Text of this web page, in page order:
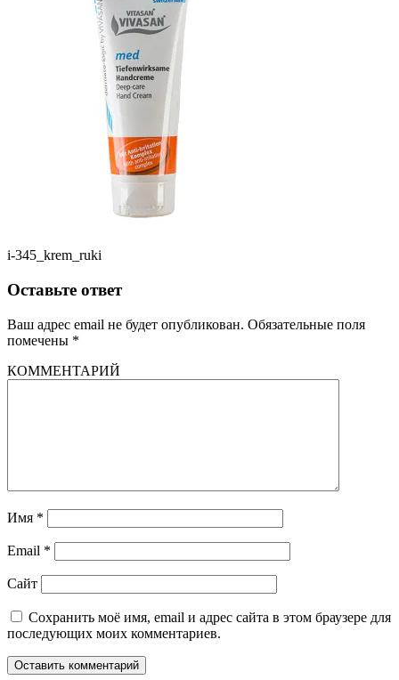
i-345_krem_ruki
Оставьте ответ
Ваш адрес email не будет опубликован. Обязательные поля
помечены *
КОММЕНТАРИЙ
Имя *
Email *
Сайт
Сохранить моё имя, email и адрес сайта в этом браузере для
последующих моих комментариев.